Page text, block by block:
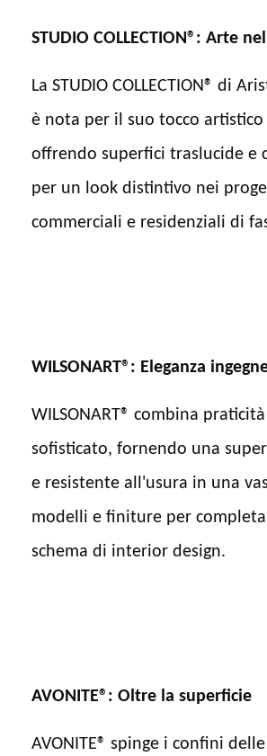
STUDIO COLLECTION®: Arte
La STUDIO COLLECTION® di
è nota per il suo tocco artistico
offrendo superfici traslucide e
per un look distintivo nei
commerciali e residenziali di
WILSONART®: Eleganza
WILSONART® combina
sofisticato, fornendo una
e resistente all'usura in una
modelli e finiture per
schema di interior design.
AVONITE®: Oltre la superficie
AVONITE® spinge i confini